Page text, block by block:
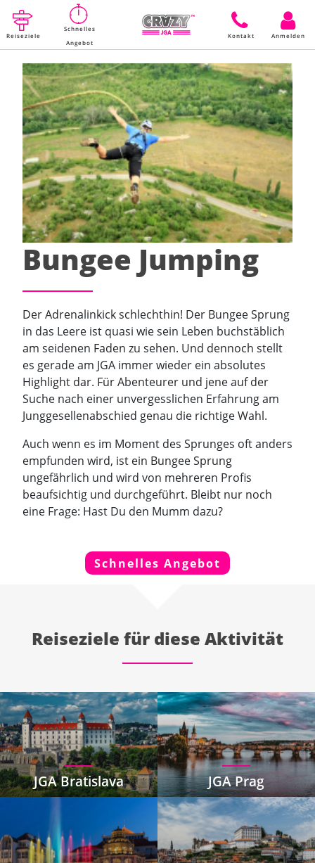
Reiseziele
Schnelles
Angebot
Kontakt Anmelden
Bungee Jumping
Der Adrenalinkick schlechthin! Der Bungee Sprung
in das Leere ist quasi wie sein Leben buchstäblich
am seidenen Faden zu sehen. Und dennoch stellt
es gerade am JGA immer wieder ein absolutes
Highlight dar. Für Abenteurer und jene auf der
Suche nach einer unvergesslichen Erfahrung am
Junggesellenabschied genau die richtige Wahl.
Auch wenn es im Moment des Sprunges oft anders
empfunden wird, ist ein Bungee Sprung
ungefährlich und wird von mehreren Profis
beaufsichtig und durchgeführt. Bleibt nur noch
eine Frage: Hast Du den Mumm dazu?
Schnelles Angebot
Reiseziele für diese Aktivität
JGA Bratislava JGA Prag